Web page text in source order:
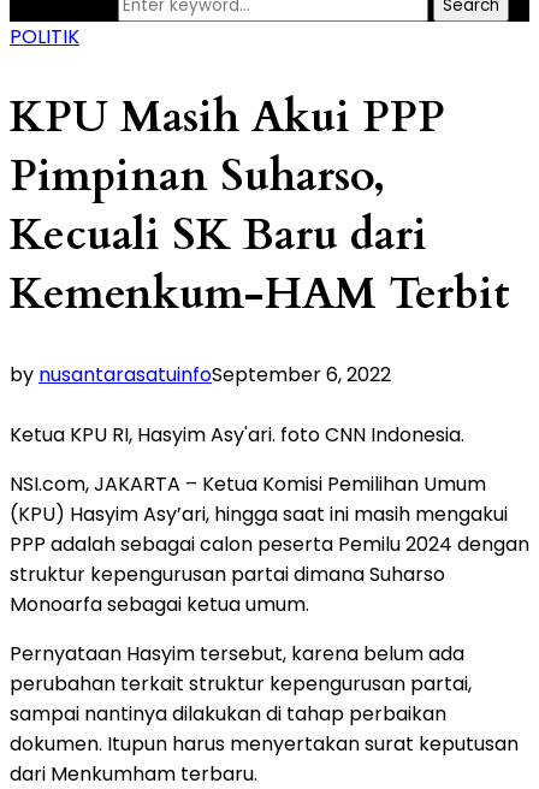
Search
POLITIK
KPU Masih Akui PPP
Pimpinan Suharso,
Kecuali SK Baru dari
Kemenkum-HAM Terbit
by nusantarasatuinfoSeptember 6, 2022
Ketua KPU RI, Hasyim Asy'ari. foto CNN Indonesia.
NSI.com, JAKARTA – Ketua Komisi Pemilihan Umum
(KPU) Hasyim Asy’ari, hingga saat ini masih mengakui
PPP adalah sebagai calon peserta Pemilu 2024 dengan
struktur kepengurusan partai dimana Suharso
Monoarfa sebagai ketua umum.
Pernyataan Hasyim tersebut, karena belum ada
perubahan terkait struktur kepengurusan partai,
sampai nantinya dilakukan di tahap perbaikan
dokumen. Itupun harus menyertakan surat keputusan
dari Menkumham terbaru.